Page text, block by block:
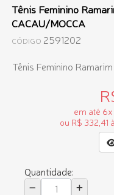
Tênis Feminino
CACAU/MOCCA
CÓDIGO 2591202
Tênis Feminino
em até
ou R$ 332,41
Quantidade: